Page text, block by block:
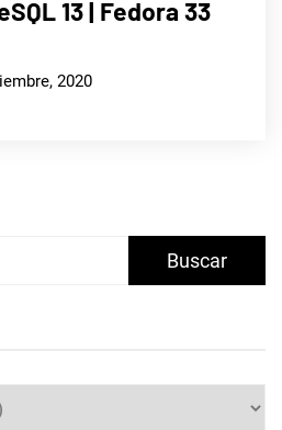
13 | Fedora 33
2020